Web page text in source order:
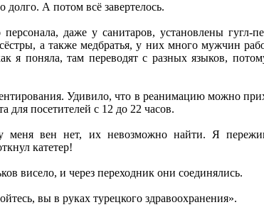
А потом всё завертелось.
даже у санитаров, установлены гугл-
а также медбратья, у них много мужчин
я поняла, там переводят с разных языков,
Удивило, что в реанимацию можно
для посетителей с 12 до 22 часов.
вен нет, их невозможно найти. Я
катетер!
висело, и через переходник они соединялись.
вы в руках турецкого здравоохранения».